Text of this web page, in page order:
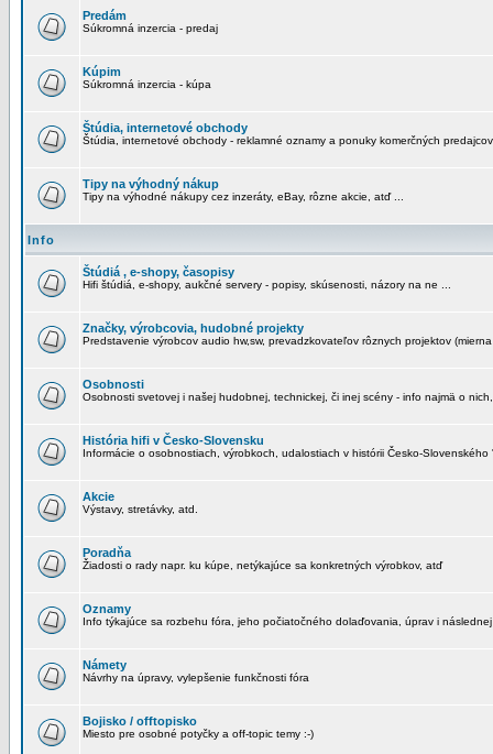
Predám
Súkromná inzercia - predaj
Kúpim
Súkromná inzercia - kúpa
Štúdia, internetové obchody
Štúdia, internetové obchody - reklamné oznamy a ponuky komerčných predajcov
Tipy na výhodný nákup
Tipy na výhodné nákupy cez inzeráty, eBay, rôzne akcie, atď ...
Info
Štúdiá , e-shopy, časopisy
Hifi štúdiá, e-shopy, aukčné servery - popisy, skúsenosti, názory na ne ...
Značky, výrobcovia, hudobné projekty
Predstavenie výrobcov audio hw,sw, prevadzkovateľov rôznych projektov
Osobnosti
Osobnosti svetovej i našej hudobnej, technickej, či inej scény - info najmä o
História hifi v Česko-Slovensku
Informácie o osobnostiach, výrobkoch, udalostiach v histórii Česko-Slovenského
Akcie
Výstavy, stretávky, atd.
Poradňa
Žiadosti o rady napr. ku kúpe, netýkajúce sa konkretných výrobkov, atď
Oznamy
Info týkajúce sa rozbehu fóra, jeho počiatočného dolaďovania, úprav i
Námety
Návrhy na úpravy, vylepšenie funkčnosti fóra
Bojisko / offtopisko
Miesto pre osobné potyčky a off-topic temy :-)